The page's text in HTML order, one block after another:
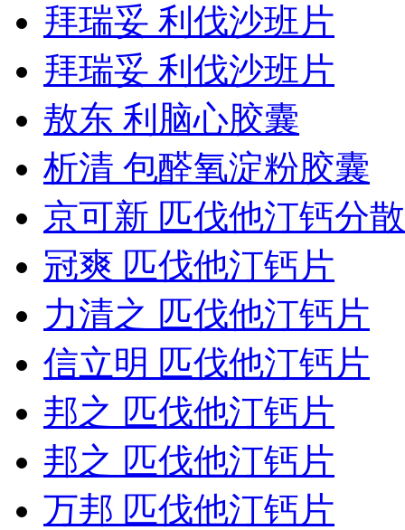
拜瑞妥 利伐沙班片
拜瑞妥 利伐沙班片
敖东 利脑心胶囊
析清 包醛氧淀粉胶囊
京可新 匹伐他汀钙分
冠爽 匹伐他汀钙片
力清之 匹伐他汀钙片
信立明 匹伐他汀钙片
邦之 匹伐他汀钙片
邦之 匹伐他汀钙片
万邦 匹伐他汀钙片